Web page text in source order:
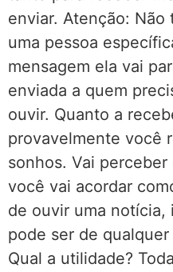
enviar. Atenção: Não
uma pessoa
mensagem ela vai
enviada a quem
ouvir. Quanto a
provavelmente você
sonhos. Vai
você vai acordar
de ouvir uma notícia,
pode ser de
Qual a utilidade?